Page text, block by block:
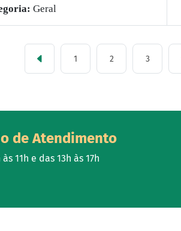
Geral
1 2 3
de Atendimento
11h e das 13h às 17h